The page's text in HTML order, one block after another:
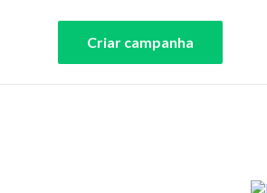
Criar campanha